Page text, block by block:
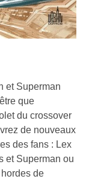
et Superman
que
du crossover
de nouveaux
des fans : Lex
et Superman ou
de